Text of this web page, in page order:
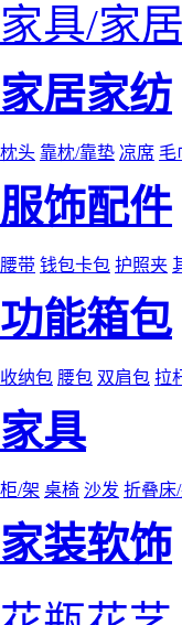
家具/家
家居家纺
枕头 靠枕/靠垫 凉席 毛
服饰配件
腰带 钱包卡包 护照夹
功能箱包
收纳包 腰包 双肩包 拉
家具
柜/架 桌椅 沙发 折叠床
家装软饰